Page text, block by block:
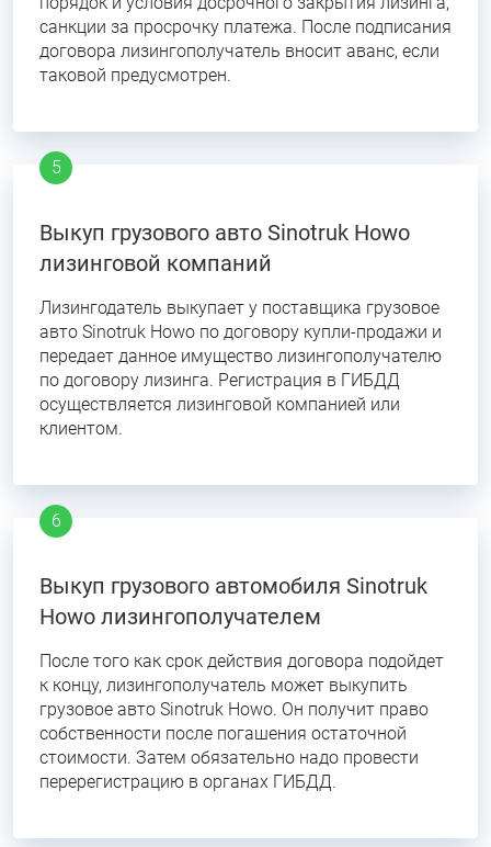
санкции за просрочку платежа. После подписания
договора лизингополучатель вносит аванс, если
таковой предусмотрен.
Выкуп грузового авто Sinotruk Howo
лизинговой компаний
Лизингодатель выкупает у поставщика грузовое
авто Sinotruk Howo по договору купли-продажи и
передает данное имущество лизингополучателю
по договору лизинга. Регистрация в ГИБДД
осуществляется лизинговой компанией или
клиентом.
Выкуп грузового автомобиля Sinotruk
Howo лизингополучателем
После того как срок действия договора подойдет
к концу, лизингополучатель может выкупить
грузовое авто Sinotruk Howo. Он получит право
собственности после погашения остаточной
стоимости. Затем обязательно надо провести
перерегистрацию в органах ГИБДД.